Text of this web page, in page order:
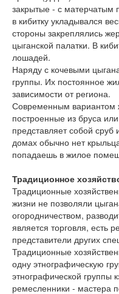
закрытые - с матерчатым
в кибитку укладывался
стороны закреплялись
цыганской палатки. В
лошадей.
Наряду с кочевыми
группы. Их постоянное
зависимости от региона.
Современным
построенные из бруса
представляет собой
домах обычно нет
попадаешь в жилое
Традиционное
Традиционные
жизни не позволяли
огородничеством,
является торговля, есть
представители других
Традиционные
одну этнографическую
этнографической группы
ремесленники - мастера